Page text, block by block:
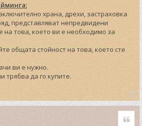
храна, дрехи, застраховка
представляват непредвидени
на това, което ви е необходимо за
общата стойност на това, което сте
ви е нужно.
трябва да го купите.
T
o
p